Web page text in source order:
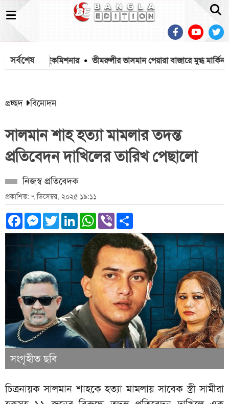
সর্বশেষহাইকমিশনার ভীমরুলীর ভাসমান পেয়ারা বাজারে মুগ্ধ মার্কিন
প্রচ্ছদ বিনোদন
সালমান শাহ হত্যা মামলার তদন্ত
‎প্রতিবেদন দাখিলের তারিখ পেছালো
নিজস্ব প্রতিবেদক
প্রকাশিত: ৭ ডিসেম্বর, ২০২৫ ১৯:১১
Facebook
Messenger
TwitterLinkedInWhatsApp
Viber
সংগৃহীত ছবি
চিত্রনায়ক সালমান শাহকে হত্যা মামলায় সাবেক স্ত্রী সামীরা